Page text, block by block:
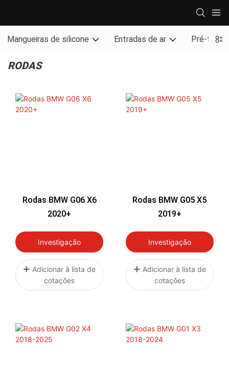
Mangueiras de silicone Entradas de ar Pré-filtro
RODAS
Rodas BMW G06 X6
2020+
Investigação
Adicionar à lista de
cotações
Rodas BMW G05 X5
2019+
Investigação
Adicionar à lista de
cotações